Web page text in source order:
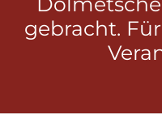
gebracht.